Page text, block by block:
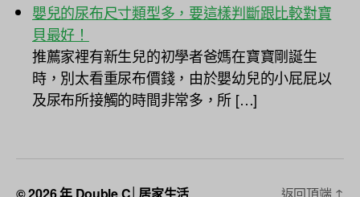
嬰兒的尿布尺寸類型多，要這樣判斷跟比較對寶
貝最好！
推薦家裡有新生兒的初學者爸媽在寶寶剛誕生
時，別太看重尿布價錢，由於嬰幼兒的小屁屁以
及尿布所接觸的時間非常多，所 […]
© 2026 年 Double C│居家生活 返回頂端 ↑